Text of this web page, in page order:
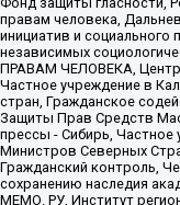
правам человека,
инициатив и социального
независимых
ПРАВАМ ЧЕЛОВЕКА, Центр
Частное учреждение в
стран, Гражданское
Защиты Прав Средств
прессы - Сибирь, Частное
Министров Северных
Гражданский контроль,
сохранению наследия
МЕМО. РУ, Институт